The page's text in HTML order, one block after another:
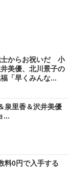
士からお祝いだ 小
美優、北川景子の
「早くみんな...
泉里香＆沢井美優
...
料0円で入手する